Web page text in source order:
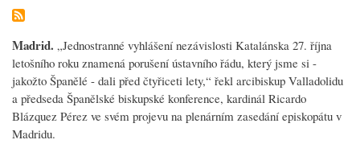
Madrid. „Jednostranné vyhlášení nezávislosti Katalánska 27. října
letošního roku znamená porušení ústavního řádu, který jsme si -
jakožto Španělé - dali před čtyřiceti lety,“ řekl arcibiskup Valladolidu
a předseda Španělské biskupské konference, kardinál Ricardo
Blázquez Pérez ve svém projevu na plenárním zasedání episkopátu v
Madridu.